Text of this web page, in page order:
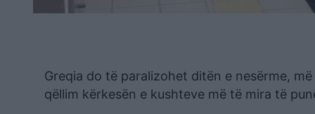
Greqia do të paralizohet ditën e nesërme,
qëllim kërkesën e kushteve më të mira të